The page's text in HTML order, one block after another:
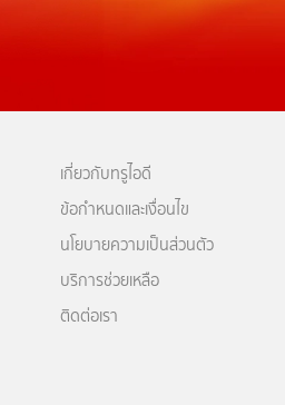
เกี่ยวกับทรูไอดี
ข้อกำหนดและเงื่อนไข
นโยบายความเป็นส่วนตัว
บริการช่วยเหลือ
ติดต่อเรา